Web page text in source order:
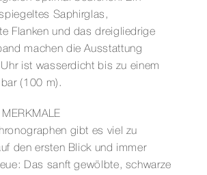
Saphirglas,
Flanken und das dreigliedrige
machen die Ausstattung
ist wasserdicht bis zu einem
bar (100 m).
gibt es viel zu
den ersten Blick und immer
Das sanft gewölbte, schwarze